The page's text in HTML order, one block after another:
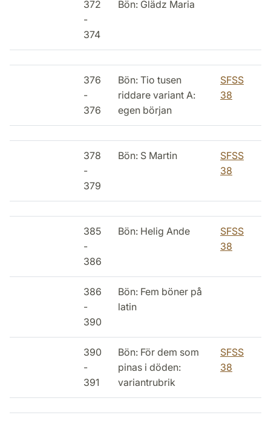
372
-
374
Bön: Glädz Maria
376
-
376
Bön: Tio tusen
riddare variant A:
egen början
SFSS
38
378
-
379
Bön: S Martin
SFSS
38
385
-
386
Bön: Helig Ande
SFSS
38
386
-
390
Bön: Fem böner på
latin
390
-
391
Bön: För dem som
pinas i döden:
variantrubrik
SFSS
38